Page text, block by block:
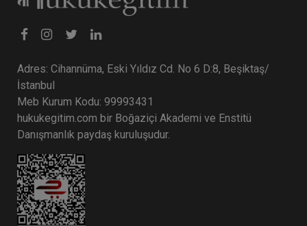
Adres: Cihannüma, Eski Yıldız Cd. No 6 D:8, Beşiktaş/
İstanbul
Meb Kurum Kodu: 99993431
hukukegitim.com bir Boğaziçi Akademi ve Enstitü
Danışmanlık paydaş kuruluşudur.